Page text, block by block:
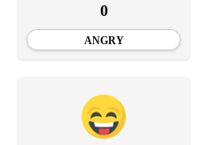
0
ANGRY